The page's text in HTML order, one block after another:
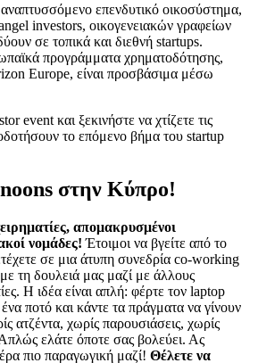
επενδυτικό οικοσύστημα,
investors, οικογενειακών γραφείων
σε τοπικά και διεθνή startups.
προγράμματα χρηματοδότησης,
Europe, είναι προσβάσιμα μέσω
event και ξεκινήστε να χτίζετε τις
το επόμενο βήμα του startup
στην Κύπρο!
απομακρυσμένοι
νομάδες! Έτοιμοι να βγείτε από το
σε μια άτυπη συνεδρία co-working
τη δουλειά μας μαζί με άλλους
Η ιδέα είναι απλή: φέρτε τον laptop
ποτό και κάντε τα πράγματα να γίνουν
ατζέντα, χωρίς παρουσιάσεις, χωρίς
ελάτε όποτε σας βολεύει. Ας
πιο παραγωγική μαζί! Θέλετε να